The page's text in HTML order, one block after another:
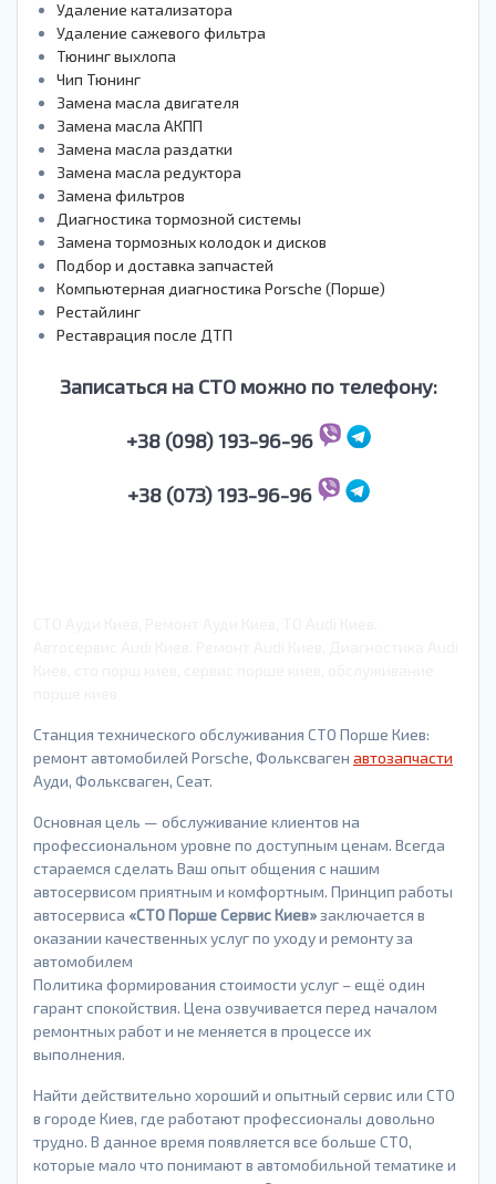
Удаление катализатора
Удаление сажевого фильтра
Тюнинг выхлопа
Чип Тюнинг
Замена масла двигателя
Замена масла АКПП
Замена масла раздатки
Замена масла редуктора
Замена фильтров
Диагностика тормозной системы
Замена тормозных колодок и дисков
Подбор и доставка запчастей
Компьютерная диагностика Porsche (Порше)
Рестайлинг
Реставрация после ДТП
Записаться на СТО можно по телефону:
+38 (098) 193-96-96
+38 (073) 193-96-96
Станция технического обслуживания СТО Порше Киев:
ремонт автомобилей Porsche, Фольксваген автозапчасти
Ауди, Фольксваген, Сеат.
Основная цель — обслуживание клиентов на
профессиональном уровне по доступным ценам. Всегда
стараемся сделать Ваш опыт общения с нашим
автосервисом приятным и комфортным. Принцип работы
автосервиса «СТО Порше Сервис Киев»заключается в
оказании качественных услуг по уходу и ремонту за
автомобилем
Политика формирования стоимости услуг – ещё один
гарант спокойствия. Цена озвучивается перед началом
ремонтных работ и не меняется в процессе их
выполнения.
Найти действительно хороший и опытный сервис или СТО
в городе Киев, где работают профессионалы довольно
трудно. В данное время появляется все больше СТО,
которые мало что понимают в автомобильной тематике и